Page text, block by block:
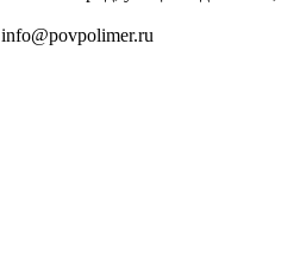
info@povpolimer.ru